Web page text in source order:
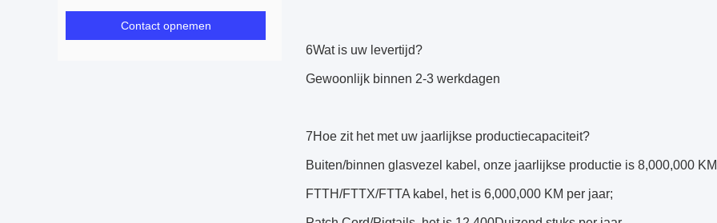
Contact opnemen
6Wat is uw levertijd?
Gewoonlijk binnen 2-3 werkdagen
7Hoe zit het met uw jaarlijkse productiecapaciteit?
Buiten/binnen glasvezel kabel, onze jaarlijkse productie is 8,000,000
FTTH/FTTX/FTTA kabel, het is 6,000,000 KM per jaar;